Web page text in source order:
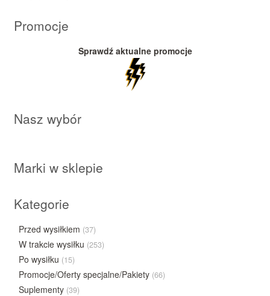
Promocje
Sprawdź aktualne promocje
Nasz wybór
Marki w sklepie
Kategorie
Przed wysiłkiem (37)
W trakcie wysiłku (253)
Po wysiłku (15)
Promocje/Oferty specjalne/Pakiety (66)
Suplementy (39)